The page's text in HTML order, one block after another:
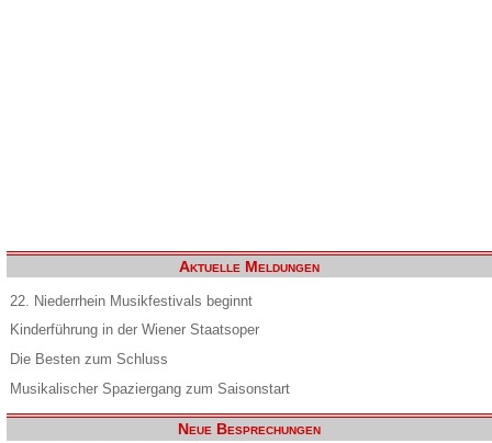
Aktuelle Meldungen
22. Niederrhein Musikfestivals beginnt
Kinderführung in der Wiener Staatsoper
Die Besten zum Schluss
Musikalischer Spaziergang zum Saisonstart
Neue Besprechungen